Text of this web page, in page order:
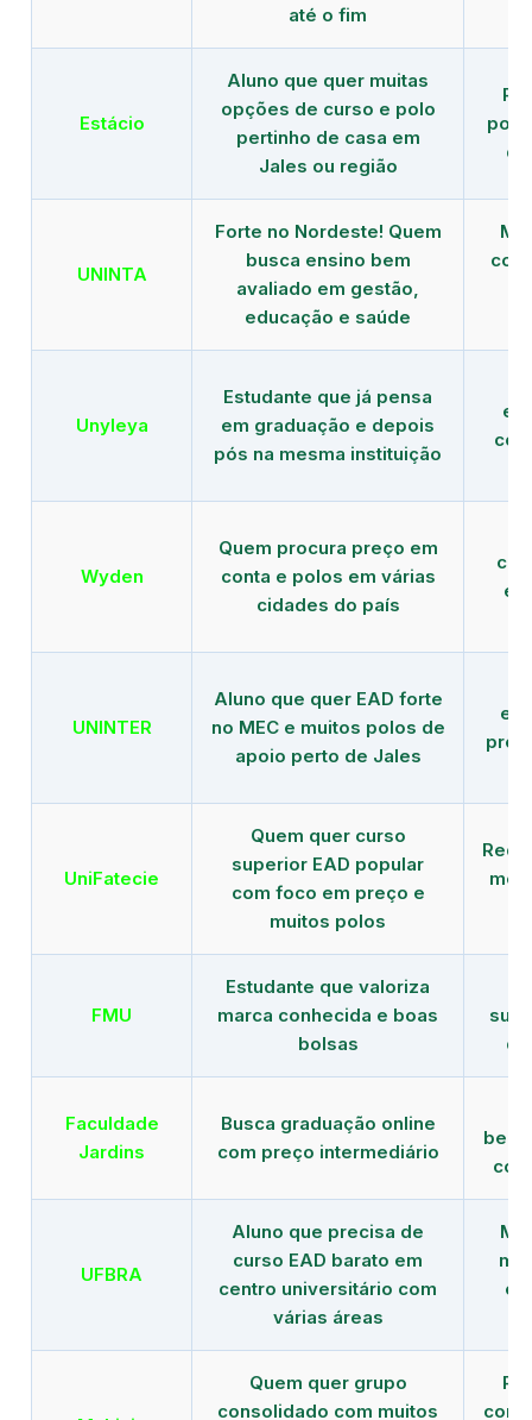
até o fim
Estácio
Aluno que quer muitas
opções de curso e polo
pertinho de casa em
Jales ou região
UNINTA
Forte no Nordeste! Quem
busca ensino bem
avaliado em gestão,
educação e saúde
Unyleya
Estudante que já pensa
em graduação e depois
pós na mesma instituição
Wyden
Quem procura preço em
conta e polos em várias
cidades do país
UNINTER
Aluno que quer EAD forte
no MEC e muitos polos de
apoio perto de Jales
UniFatecie
Quem quer curso
superior EAD popular
com foco em preço e
muitos polos
FMU
Estudante que valoriza
marca conhecida e boas
bolsas
Faculdade
Jardins
Busca graduação online
com preço intermediário
UFBRA
Aluno que precisa de
curso EAD barato em
centro universitário com
várias áreas
Quem quer grupo
consolidado com muitos
com